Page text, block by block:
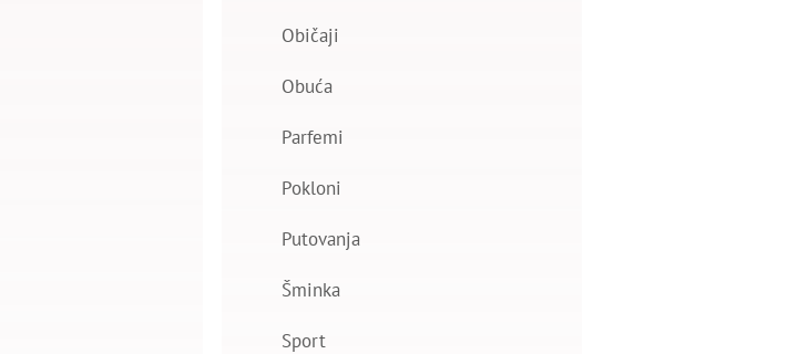
Običaji
Obuća
Parfemi
Pokloni
Putovanja
Šminka
Sport